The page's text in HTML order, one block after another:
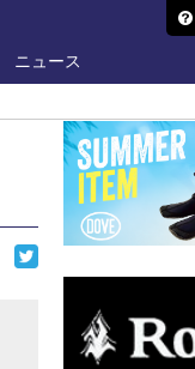
ニュース